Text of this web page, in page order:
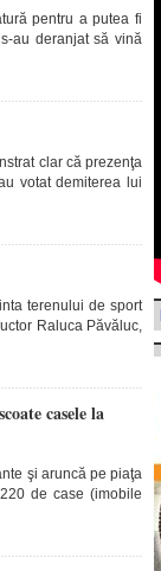
pentru a putea fi
au deranjat să vină
clar că prezenţa
votat demiterea lui
terenului de sport
Raluca Păvăluc,
casele la
şi aruncă pe piaţa
de case (imobile